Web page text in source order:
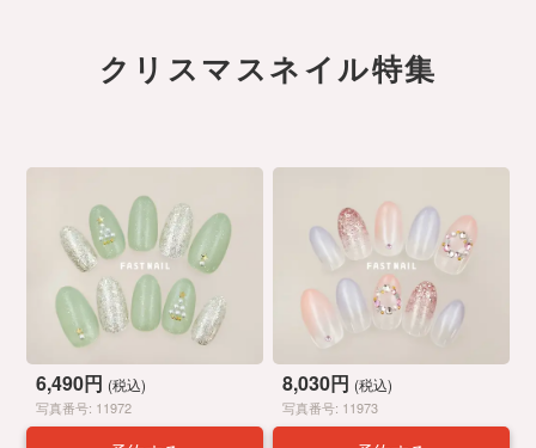
クリスマスネイル特集
6,490円 (税込)
写真番号: 11972
8,030円 (税込)
写真番号: 11973